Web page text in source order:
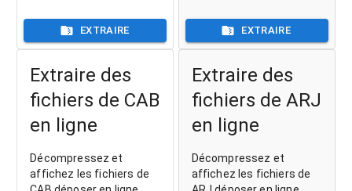
EXTRAIRE EXTRAIRE
Extraire des
fichiers de CAB
en ligne
Décompressez et
affichez les fichiers de
Extraire des
fichiers de ARJ
en ligne
Décompressez et
affichez les fichiers de